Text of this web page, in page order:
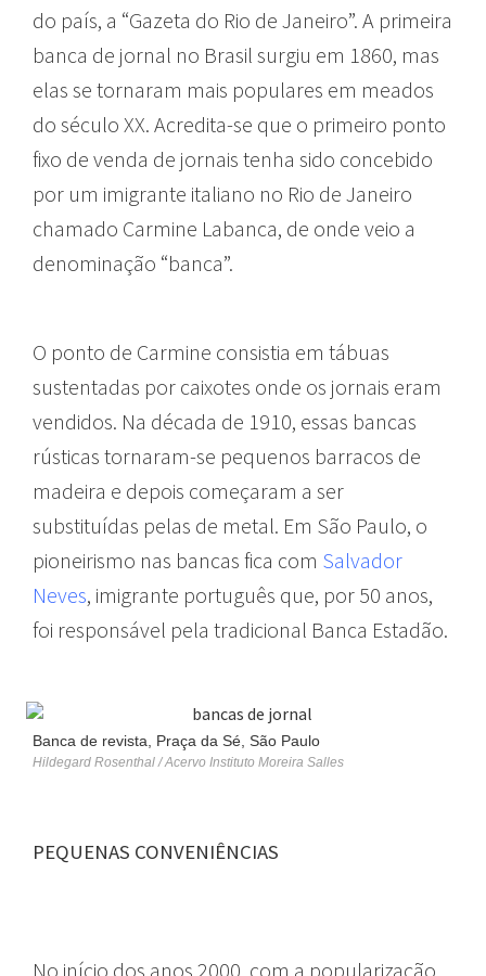
do país, a “Gazeta do Rio de Janeiro”. A primeira
banca de jornal no Brasil surgiu em 1860, mas
elas se tornaram mais populares em meados
do século XX. Acredita-se que o primeiro ponto
fixo de venda de jornais tenha sido concebido
por um imigrante italiano no Rio de Janeiro
chamado Carmine Labanca, de onde veio a
denominação “banca”.
O ponto de Carmine consistia em tábuas
sustentadas por caixotes onde os jornais eram
vendidos. Na década de 1910, essas bancas
rústicas tornaram-se pequenos barracos de
madeira e depois começaram a ser
substituídas pelas de metal. Em São Paulo, o
pioneirismo nas bancas fica com Salvador
Neves, imigrante português que, por 50 anos,
foi responsável pela tradicional Banca Estadão.
Banca de revista, Praça da Sé, São Paulo
Hildegard Rosenthal / Acervo Instituto Moreira Salles
PEQUENAS CONVENIÊNCIAS
No início dos anos 2000, com a popularização